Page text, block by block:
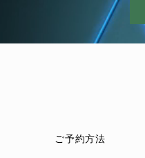
ご予約方法